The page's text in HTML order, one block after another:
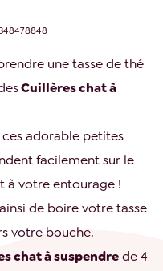
une tasse de thé
Cuillères chat à
adorable petites
facilement sur le
à votre entourage !
de boire votre tasse
votre bouche.
chat à suspendrede 4